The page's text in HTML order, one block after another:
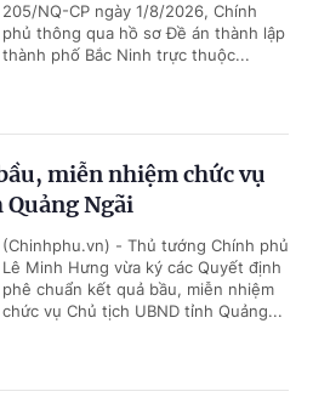
205/NQ-CP ngày 1/8/2026, Chính
phủ thông qua hồ sơ Đề án thành lập
thành phố Bắc Ninh trực thuộc...
miễn nhiệm chức vụ
Ngãi
(Chinhphu.vn) - Thủ tướng Chính phủ
Lê Minh Hưng vừa ký các Quyết định
phê chuẩn kết quả bầu, miễn nhiệm
chức vụ Chủ tịch UBND tỉnh Quảng...